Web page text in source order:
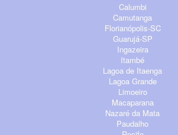
Calumbi
Camutanga
Florianópolis-SC
Guarujá-SP
Ingazeira
Itambé
Lagoa de Itaenga
Lagoa Grande
Limoeiro
Macaparana
Nazaré da Mata
Paudalho